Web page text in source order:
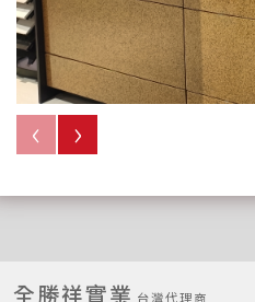
‹ ›
全勝祥實業 台灣代理商